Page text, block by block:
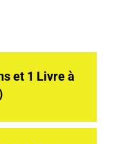
et 1 Livre à